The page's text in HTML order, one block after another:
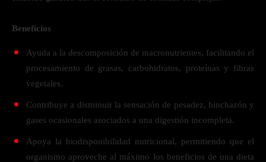
Beneficios
Ayuda a la descomposición de macronutrientes, facilitando el
procesamiento de grasas, carbohidratos, proteínas y fibras
vegetales.
Contribuye a disminuir la sensación de pesadez, hinchazón y
gases ocasionales asociados a una digestión incompleta.
Apoya la biodisponibilidad nutricional, permitiendo que el
organismo aproveche al máximo los beneficios de una dieta